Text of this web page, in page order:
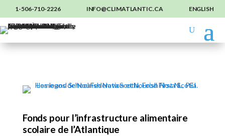
1-506-710-2226 INFO@CLIMATLANTIC.CA ENGLISH
Fonds pour l’infrastructure alimentaire
scolaire de l’Atlantique